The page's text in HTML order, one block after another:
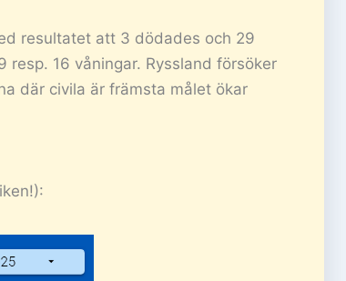
resultatet att 3 dödades och 29
16 våningar. Ryssland försöker
där civila är främsta målet ökar